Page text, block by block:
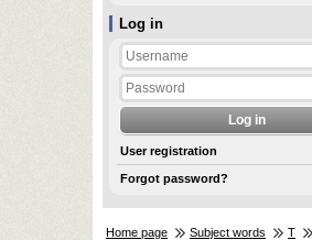
Log in
User registration
Forgot password?
Home page Subject words T